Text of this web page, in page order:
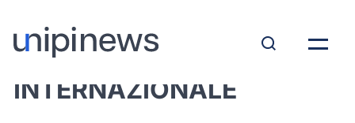
Tutte le news su:
INTERNAZIONALE